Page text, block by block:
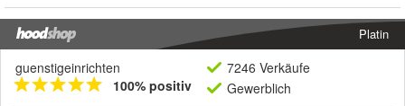
Platin
guenstigeinrichten
100% positiv
7246 Verkäufe
Gewerblich